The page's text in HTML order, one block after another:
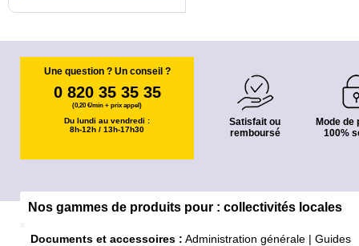
Une question ? Un conseil ?
0 820 35 35 35
(0,20 €/min + prix appel)
Du lundi au vendredi :
8h-12h / 13h-17h30
Satisfait ou
remboursé
Mode de
100%
Nos gammes de produits pour : collectivités locales
Documents et accessoires : Administration générale
Guides